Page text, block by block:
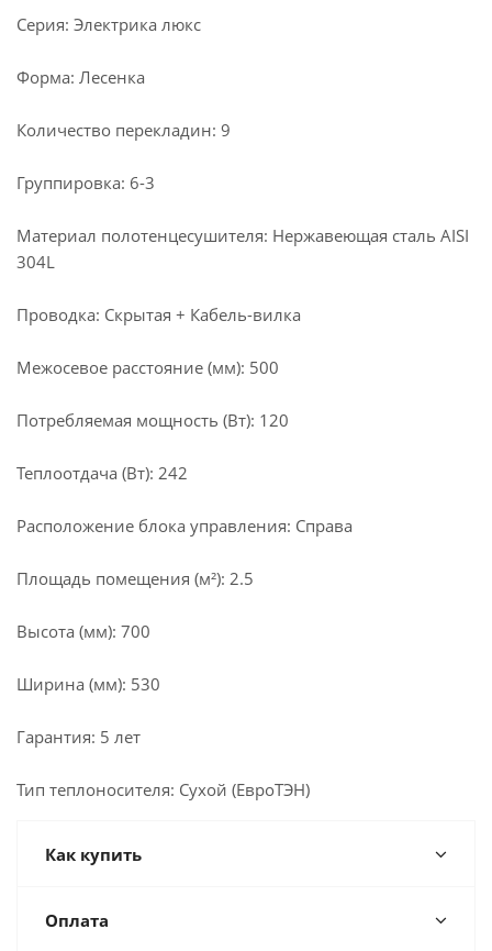
Серия: Электрика люкс
Форма: Лесенка
Количество перекладин: 9
Группировка: 6-3
Материал полотенцесушителя: Нержавеющая сталь AISI
304L
Проводка: Скрытая + Кабель-вилка
Межосевое расстояние (мм): 500
Потребляемая мощность (Вт): 120
Теплоотдача (Вт): 242
Расположение блока управления: Справа
Площадь помещения (м²): 2.5
Высота (мм): 700
Ширина (мм): 530
Гарантия: 5 лет
Тип теплоносителя: Сухой (ЕвроТЭН)
Как купить
Оплата